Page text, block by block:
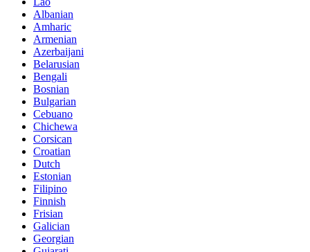
Albanian
Amharic
Armenian
Azerbaijani
Belarusian
Bengali
Bosnian
Bulgarian
Cebuano
Chichewa
Corsican
Croatian
Dutch
Estonian
Filipino
Finnish
Frisian
Galician
Georgian